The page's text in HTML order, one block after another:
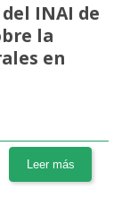
INAI de
la
en
Leer más